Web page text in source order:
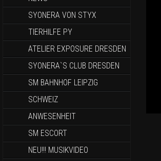
SYONERA VON STYX
TIERHILFE PY
ATELIER EXPOSURE DRESDEN
SYONERA`S CLUB DRESDEN
SM BAHNHOF LEIPZIG
SCHWEIZ
ANWESENHEIT
SM ESCORT
NEU!!! MUSIKVIDEO